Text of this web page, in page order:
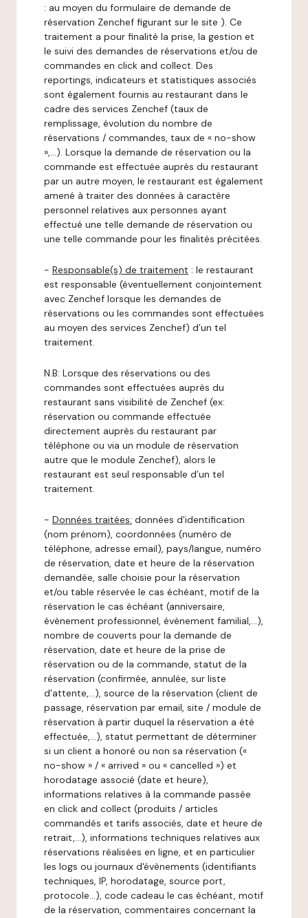
: au moyen du formulaire de demande de
réservation Zenchef figurant sur le site ). Ce
traitement a pour finalité la prise, la gestion et
le suivi des demandes de réservations et/ou de
commandes en click and collect. Des
reportings, indicateurs et statistiques associés
sont également fournis au restaurant dans le
cadre des services Zenchef (taux de
remplissage, évolution du nombre de
réservations / commandes, taux de « no-show
»,…). Lorsque la demande de réservation ou la
commande est effectuée auprès du restaurant
par un autre moyen, le restaurant est également
amené à traiter des données à caractère
personnel relatives aux personnes ayant
effectué une telle demande de réservation ou
une telle commande pour les finalités précitées.
- Responsable(s) de traitement : le restaurant
est responsable (éventuellement conjointement
avec Zenchef lorsque les demandes de
réservations ou les commandes sont effectuées
au moyen des services Zenchef) d’un tel
traitement.
N.B: Lorsque des réservations ou des
commandes sont effectuées auprès du
restaurant sans visibilité de Zenchef (ex:
réservation ou commande effectuée
directement auprès du restaurant par
téléphone ou via un module de réservation
autre que le module Zenchef), alors le
restaurant est seul responsable d’un tel
traitement.
- Données traitées: données d'identification
(nom prénom), coordonnées (numéro de
téléphone, adresse email), pays/langue, numéro
de réservation, date et heure de la réservation
demandée, salle choisie pour la réservation
et/ou table réservée le cas échéant, motif de la
réservation le cas échéant (anniversaire,
évènement professionnel, évènement familial,…),
nombre de couverts pour la demande de
réservation, date et heure de la prise de
réservation ou de la commande, statut de la
réservation (confirmée, annulée, sur liste
d'attente,…), source de la réservation (client de
passage, réservation par email, site / module de
réservation à partir duquel la réservation a été
effectuée,…), statut permettant de déterminer
si un client a honoré ou non sa réservation («
no-show » / « arrived » ou « cancelled ») et
horodatage associé (date et heure),
informations relatives à la commande passée
en click and collect (produits / articles
commandés et tarifs associés, date et heure de
retrait,…), informations techniques relatives aux
réservations réalisées en ligne, et en particulier
les logs ou journaux d'évènements (identifiants
techniques, IP, horodatage, source port,
protocole…), code cadeau le cas échéant, motif
de la réservation, commentaires concernant la